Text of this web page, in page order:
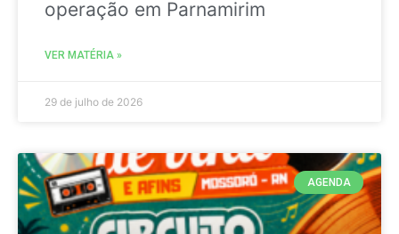
operação em Parnamirim
VER MATÉRIA »
29 de julho de 2026
AGENDA